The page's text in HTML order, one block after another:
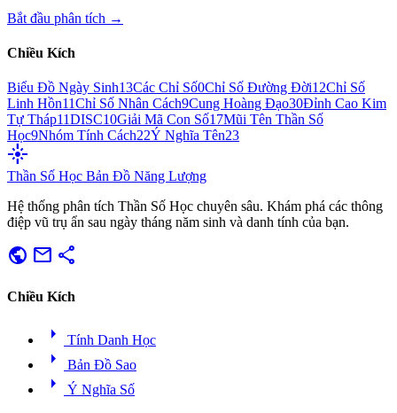
Bắt đầu phân tích →
Chiều Kích
Biểu Đồ Ngày Sinh13Các Chỉ Số0Chỉ Số Đường Đời12Chỉ Số
Linh Hồn11Chỉ Số Nhân Cách9Cung Hoàng Đạo30Đỉnh Cao Kim
Tự Tháp11DISC10Giải Mã Con Số17Mũi Tên Thần Số
Học9Nhóm Tính Cách22Ý Nghĩa Tên23
flare
Thần Số Học Bản Đồ Năng Lượng
Hệ thống phân tích Thần Số Học chuyên sâu. Khám phá các thông
điệp vũ trụ ẩn sau ngày tháng năm sinh và danh tính của bạn.
public mail share
Chiều Kích
arrow_right Tính Danh Học
arrow_right Bản Đồ Sao
arrow_right Ý Nghĩa Số